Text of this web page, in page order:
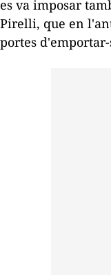
es va imposar
Pirelli, que en
portes